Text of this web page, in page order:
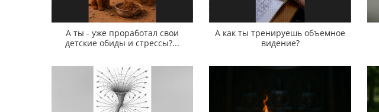
А ты - уже проработал свои
детские обиды и стрессы?...
А как ты тренируешь объемное
видение?